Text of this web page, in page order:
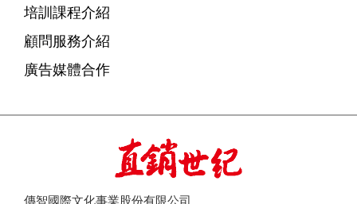
培訓課程介紹
顧問服務介紹
廣告媒體合作
傳智國際文化事業股份有限公司